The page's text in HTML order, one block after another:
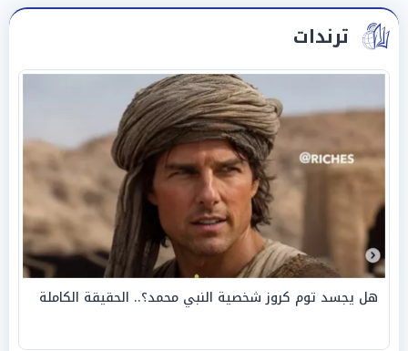
ترندات
هل يجسد توم كروز شخصية النبي محمد؟.. الحقيقة الكاملة